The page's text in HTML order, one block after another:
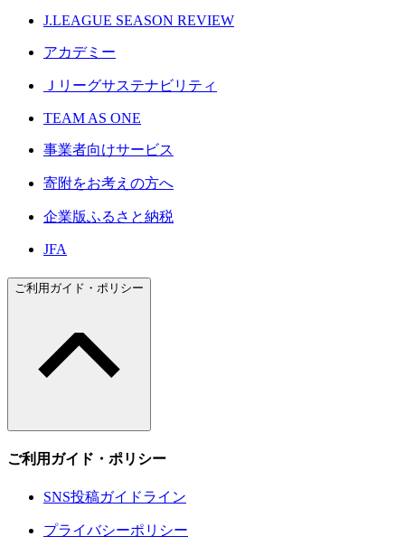
J.LEAGUE SEASON REVIEW
アカデミー
Ｊリーグサステナビリティ
TEAM AS ONE
事業者向けサービス
寄附をお考えの方へ
企業版ふるさと納税
JFA
ご利用ガイド・ポリシー
ご利用ガイド・ポリシー
SNS投稿ガイドライン
プライバシーポリシー